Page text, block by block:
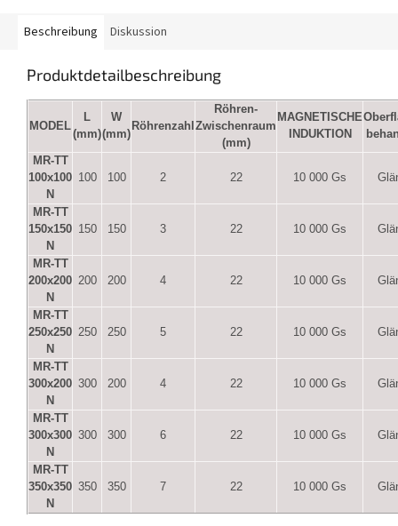
Beschreibung Diskussion
Produktdetailbeschreibung
MODEL
L
(mm)
W
(mm)
Röhrenzahl
Röhren-
Zwischenraum
(mm)
MAGNETISCHE
INDUKTION
MR-TT
100x100
N
100 100 2 22 10 000 Gs
MR-TT
150x150
N
150 150 3 22 10 000 Gs
MR-TT
200x200
N
200 200 4 22 10 000 Gs
MR-TT
250x250
N
250 250 5 22 10 000 Gs
MR-TT
300x200
N
300 200 4 22 10 000 Gs
MR-TT
300x300
N
300 300 6 22 10 000 Gs
MR-TT
350x350
N
350 350 7 22 10 000 Gs